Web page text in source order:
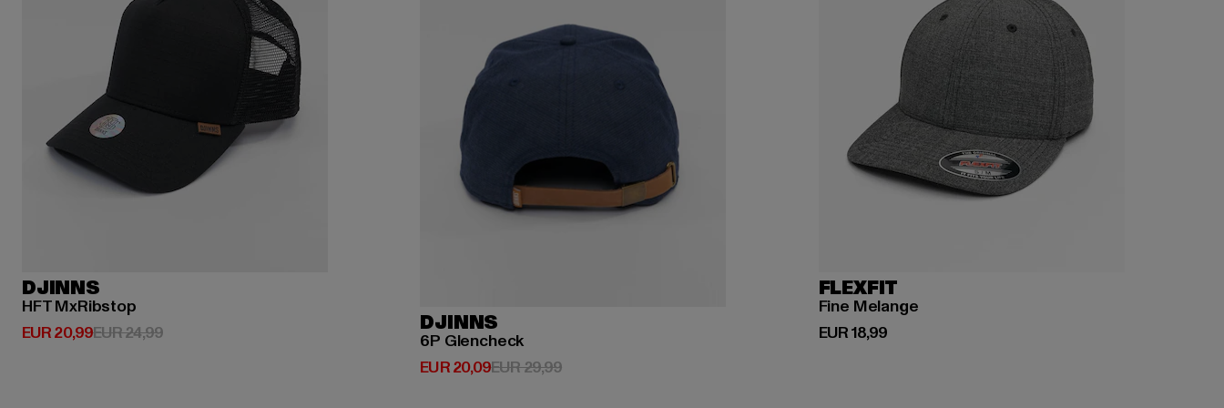
DJINNS
HFT MxRibstop
EUR 20,99
Huidige prijs: EUR 20,99
EUR 24,99Actieprijs: EUR 24,99 DJINNS
6P Glencheck
EUR 20,09
Huidige prijs: EUR 20,09
EUR 29,99Actieprijs: EUR 29,99
FLEXFIT
Fine Melange
EUR 18,99
Huidige prijs: EUR 18,99